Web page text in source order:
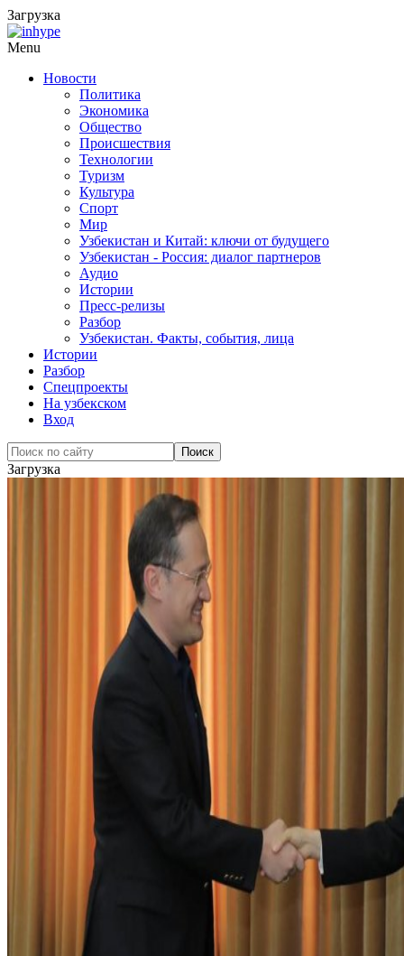
Загрузка
Menu
Новости
Политика
Экономика
Общество
Происшествия
Технологии
Туризм
Культура
Спорт
Мир
Узбекистан и Китай: ключи от будущего
Узбекистан - Россия: диалог партнеров
Аудио
Истории
Пресс-релизы
Разбор
Узбекистан. Факты, события, лица
Истории
Разбор
Спецпроекты
На узбекском
Вход
Загрузка